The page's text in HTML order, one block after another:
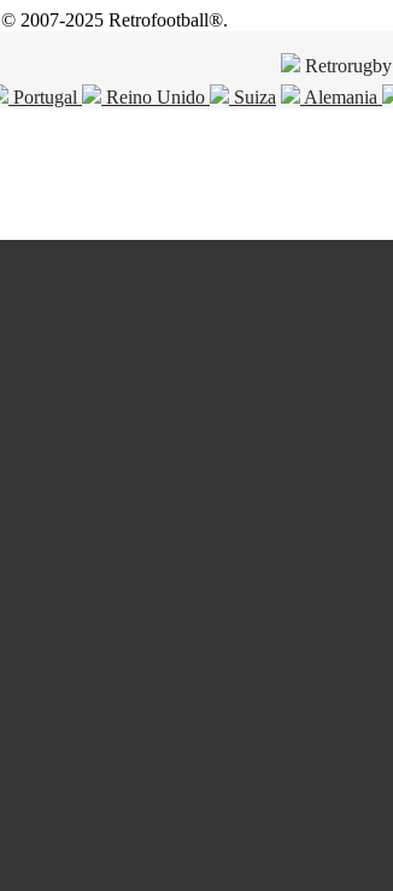
© 2007-2025 Retrofootball®.
Portugal Reino Unido Suiza
Retrorugby
Alemania